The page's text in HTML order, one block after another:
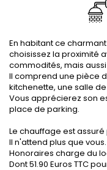
En habitant ce
choisissez la proximité
commodités, mais
Il comprend une pièce
kitchenette, une salle
Vous apprécierez son
place de parking.
Le chauffage est
Il n'attend plus que vous.
Honoraires charge du
Dont 51.90 Euros TTC